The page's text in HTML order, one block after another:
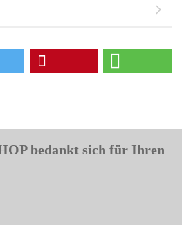
bedankt sich für Ihren